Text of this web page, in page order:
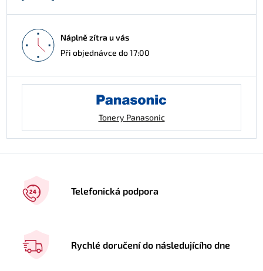
Náplně zítra u vás
Při objednávce do 17:00
Tonery Panasonic
Telefonická podpora
Rychlé doručení do následujícího dne